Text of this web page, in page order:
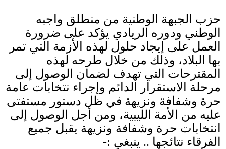
حزب الجبهة الوطنية من منطلق واجبه
الوطني ودوره الريادي يؤكد على ضرورة
العمل على إيجاد حلول لهذه الأزمة التي تمر
بها البلاد، وذلك من خلال طرحه لهذه
المقترحات التي تهدف لضمان الوصول إلى
مرحلة الاستقرار الدائم وإجراء نتخابات عامة
حرة وشفافة ونزيهة في ظل دستور مستفتى
عليه من الأمة الليبية، ومن أجل الوصول إلى
انتخابات حرة وشفافة ونزيهة يقبل جميع
الفرقاء نتائجها .. ينبغي :-